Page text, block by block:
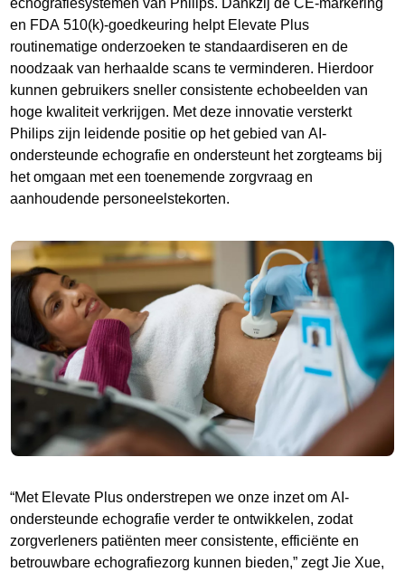
echografiesystemen van Philips. Dankzij de CE-markering
en FDA 510(k)-goedkeuring helpt Elevate Plus
routinematige onderzoeken te standaardiseren en de
noodzaak van herhaalde scans te verminderen. Hierdoor
kunnen gebruikers sneller consistente echobeelden van
hoge kwaliteit verkrijgen. Met deze innovatie versterkt
Philips zijn leidende positie op het gebied van AI-
ondersteunde echografie en ondersteunt het zorgteams bij
het omgaan met een toenemende zorgvraag en
aanhoudende personeelstekorten.
“Met Elevate Plus onderstrepen we onze inzet om AI-
ondersteunde echografie verder te ontwikkelen, zodat
zorgverleners patiënten meer consistente, efficiënte en
betrouwbare echografiezorg kunnen bieden,” zegt Jie Xue,